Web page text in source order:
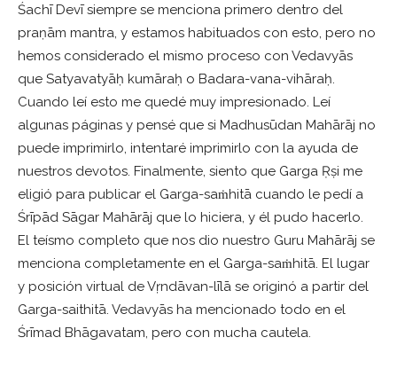
Śachī Devī siempre se menciona primero dentro del
praṇām mantra, y estamos habituados con esto, pero no
hemos considerado el mismo proceso con Vedavyās
que Satyavatyāḥ kumāraḥ o Badara-vana-vihāraḥ.
Cuando leí esto me quedé muy impresionado. Leí
algunas páginas y pensé que si Madhusūdan Mahārāj no
puede imprimirlo, intentaré imprimirlo con la ayuda de
nuestros devotos. Finalmente, siento que Garga Ṛṣi me
eligió para publicar el Garga-saṁhitā cuando le pedí a
Śrīpād Sāgar Mahārāj que lo hiciera, y él pudo hacerlo.
El teísmo completo que nos dio nuestro Guru Mahārāj se
menciona completamente en el Garga-saṁhitā. El lugar
y posición virtual de Vṛndāvan-līlā se originó a partir del
Garga-saithitā. Vedavyās ha mencionado todo en el
Śrīmad Bhāgavatam, pero con mucha cautela.